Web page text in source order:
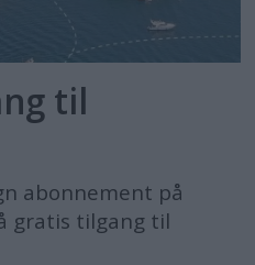
til
abonnement på
gratis tilgang til